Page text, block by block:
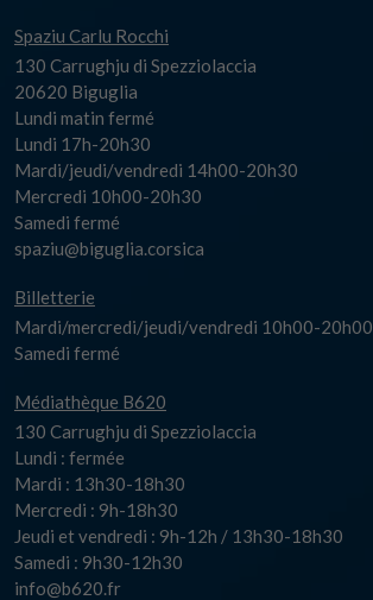
Spaziu Carlu Rocchi
130 Carrughju di Spezziolaccia
20620 Biguglia
Lundi matin fermé
Lundi 17h-20h30
Mardi/jeudi/vendredi 14h00-20h30
Mercredi 10h00-20h30
Samedi fermé
spaziu@biguglia.corsica
Billetterie
Mardi/mercredi/jeudi/vendredi 10h00-20h00
Samedi fermé
Médiathèque B620
130 Carrughju di Spezziolaccia
Lundi : fermée
Mardi : 13h30-18h30
Mercredi : 9h-18h30
Jeudi et vendredi : 9h-12h / 13h30-18h30
Samedi : 9h30-12h30
info@b620.fr